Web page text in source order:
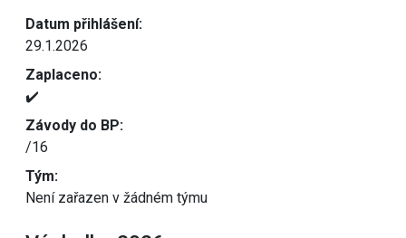
Datum přihlášení:
29.1.2026
Zaplaceno:
✔️
Závody do BP:
/16
Tým:
Není zařazen v žádném týmu